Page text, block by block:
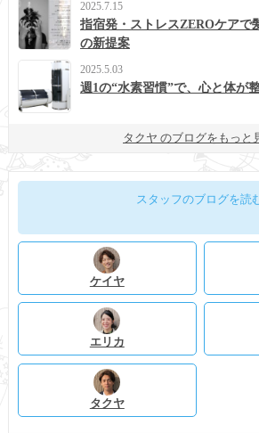
2025.7.15
指宿発・ストレスZEROケアで
の新提案
2025.5.03
週1の“水素習慣”で、心と体が
タクヤ のブログをもっと
スタッフのブログを読
ケイヤ
エリカ
タクヤ